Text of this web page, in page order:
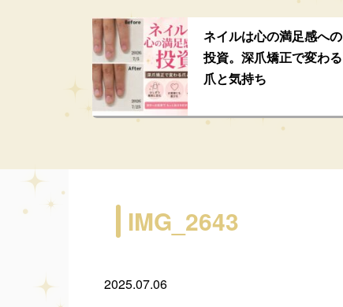
ネイルは心の満足感への
投資。深爪矯正で変わる
爪と気持ち
IMG_2643
2025.07.06